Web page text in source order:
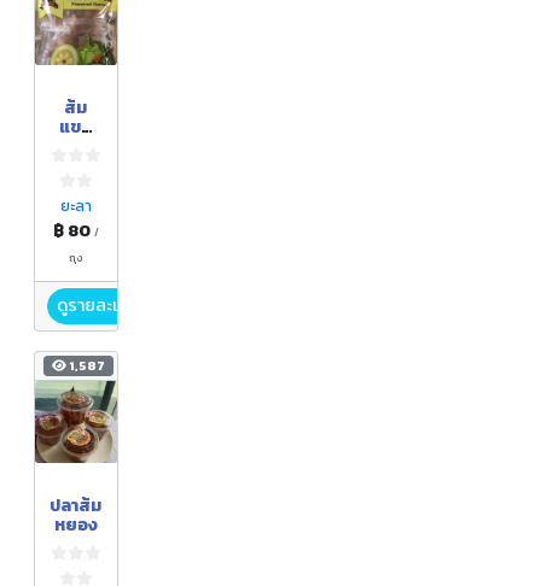
ส้ม
แขก
ยะลา
฿ 80 /
ถุง
ดูรายละเอียด
1,587
ปลาส้ม
หยอง